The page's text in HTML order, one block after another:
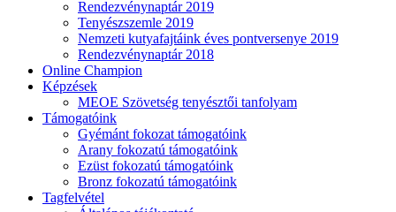
Rendezvénynaptár 2019
Tenyészszemle 2019
Nemzeti kutyafajtáink éves pontversenye 2019
Rendezvénynaptár 2018
Online Champion
Képzések
MEOE Szövetség tenyésztői tanfolyam
Támogatóink
Gyémánt fokozat támogatóink
Arany fokozatú támogatóink
Ezüst fokozatú támogatóink
Bronz fokozatú támogatóink
Tagfelvétel